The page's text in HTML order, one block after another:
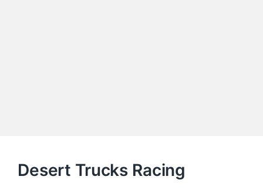
Desert Trucks Racing